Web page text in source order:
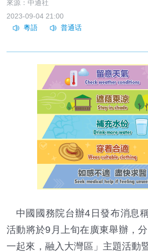
來源：中通社
2023-09-04 21:00
中國國務院台辦4日發布消息
活動將於9月上旬在廣東舉辦，
一起來，融入大灣區」主題活動